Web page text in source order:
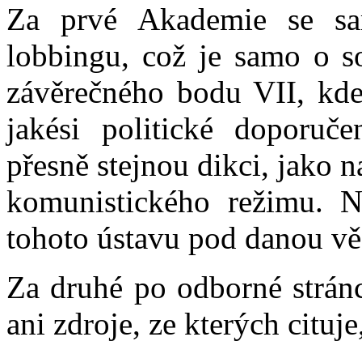
Za prvé Akademie se
lobbingu, což je samo o
závěrečného bodu VII,
jakési politické
přesně stejnou dikci, jako
komunistického režimu.
tohoto ústavu pod danou
Za druhé po odborné
ani zdroje, ze kterých